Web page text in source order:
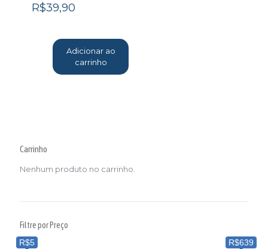
R$39,90
Adicionar ao
carrinho
Carrinho
Nenhum produto no carrinho.
Filtre por Preço
R$5
R$639